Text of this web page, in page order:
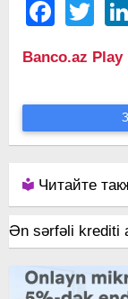
FacebookTwitter
Banco.az Play
Читайте
Ən sərfəli krediti